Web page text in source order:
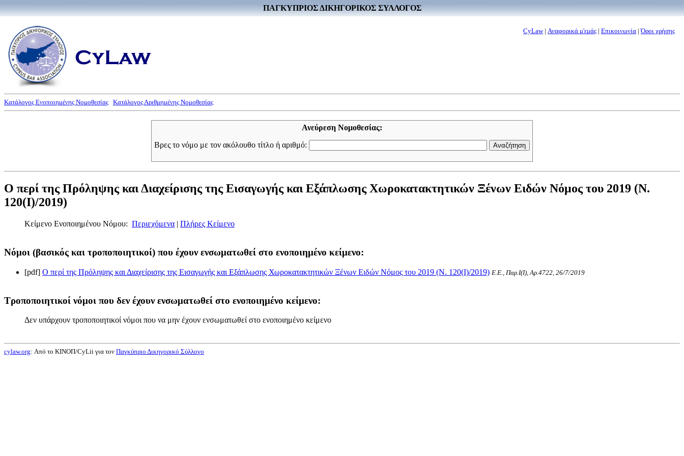
ΠΑΓΚΥΠΡΙΟΣ ΔΙΚΗΓΟΡΙΚΟΣ ΣΥΛΛΟΓΟΣ
CyLaw| Αναφορικά μ'εμάς | Επικοινωνία |Όροι χρήσης
Κατάλογος Ενοποιημένης Νομοθεσίας Κατάλογος Αριθμημένης Νομοθεσίας
Ανεύρεση Νομοθεσίας:
Βρες το νόμο με τον ακόλουθο τίτλο ή αριθμό:
Ο περί της Πρόληψης και Διαχείρισης της Εισαγωγής και Εξάπλωσης Χωροκατακτητικών Ξένων Ειδών Νόμος του 2019 (Ν.
120(I)/2019)
Κείμενο Ενοποιημένου Νόμου: Περιεχόμενα | Πλήρες Κείμενο
Νόμοι (βασικός και τροποποιητικοί) που έχουν ενσωματωθεί στο ενοποιημένο κείμενο:
[pdf] Ο περί της Πρόληψης και Διαχείρισης της Εισαγωγής και Εξάπλωσης Χωροκατακτητικών Ξένων Ειδών Νόμος του 2019 (Ν. 120(I)/2019) Ε.Ε., Παρ.Ι(I), Αρ.4722, 26/7/2019
Τροποποιητικοί νόμοι που δεν έχουν ενσωματωθεί στο ενοποιημένο κείμενο:
Δεν υπάρχουν τροποποιητικοί νόμοι που να μην έχουν ενσωματωθεί στο ενοποιημένο κείμενο
cylaw.org: Από το ΚΙΝOΠ/CyLii για τον Παγκύπριο Δικηγορικό Σύλλογο